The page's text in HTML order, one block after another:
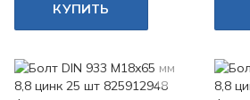
КУПИТЬ